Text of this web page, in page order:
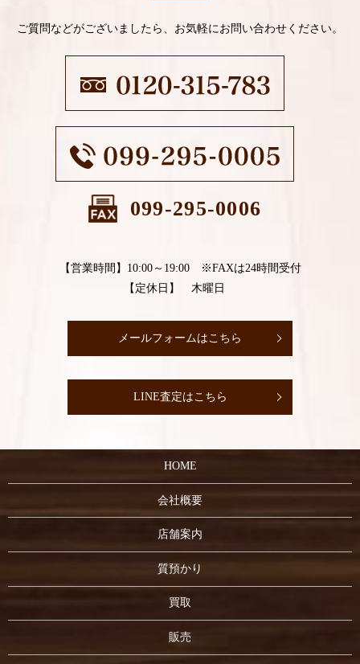
ご質問などがございましたら、お気軽にお問い合わせください。
099-295-0006
【営業時間】10:00～19:00 ※FAXは24時間受付
【定休日】 木曜日
メールフォームはこちら
LINE査定はこちら
HOME
会社概要
店舗案内
質預かり
買取
販売